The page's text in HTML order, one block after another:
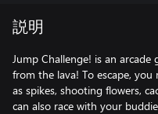
説明
Jump Challenge! is an
from the lava! To escape,
as spikes, shooting flowers,
can also race with your